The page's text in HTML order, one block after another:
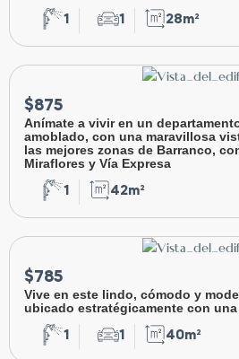
1 1 28m²
$875
Anímate a vivir en un
amoblado, con una maravillosa
las mejores zonas de Barranco,
Miraflores y Vía Expresa
1 42m²
$785
Vive en este lindo, cómodo y
ubicado estratégicamente con
1 1 40m²